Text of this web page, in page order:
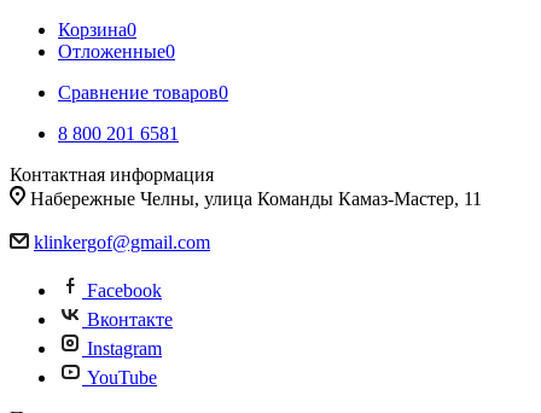
Корзина0
Отложенные0
Сравнение товаров0
8 800 201 6581
Контактная информация
Набережные Челны, улица Команды Камаз-Мастер, 11
klinkergof@gmail.com
Facebook
Вконтакте
Instagram
YouTube